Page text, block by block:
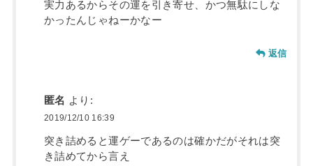
実力あるからその運を引き寄せ、かつ無駄にしな
かったんじゃねーかなー
返信
匿名 より:
2019/12/10 16:39
突き詰めると運ゲーであるのは確かだがそれは突
き詰めてから言え